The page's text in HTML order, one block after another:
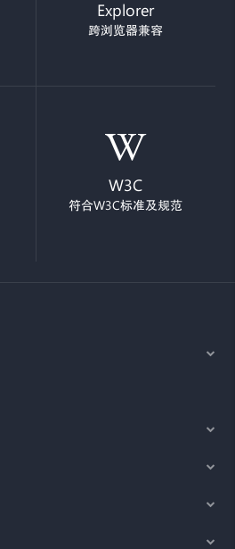
Explorer
跨浏览器兼容
W3C
符合W3C标准及规范